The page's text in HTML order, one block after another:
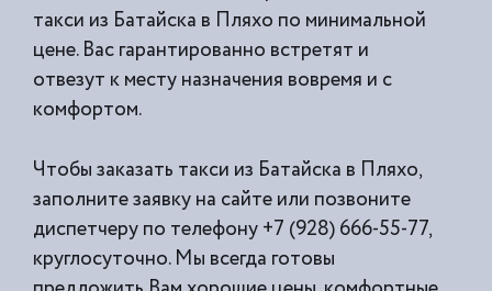
такси из Батайска в Пляхо по минимальной
цене. Вас гарантированно встретят и
отвезут к месту назначения вовремя и с
комфортом.
Чтобы заказать такси из Батайска в Пляхо,
заполните заявку на сайте или позвоните
диспетчеру по телефону +7 (928) 666-55-77,
круглосуточно. Мы всегда готовы